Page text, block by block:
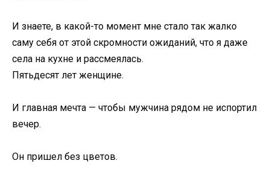
И знаете, в какой-то момент мне стало так жалко
саму себя от этой скромности ожиданий, что я даже
села на кухне и рассмеялась.
Пятьдесят лет женщине.
И главная мечта — чтобы мужчина рядом не испортил
вечер.
Он пришел без цветов.